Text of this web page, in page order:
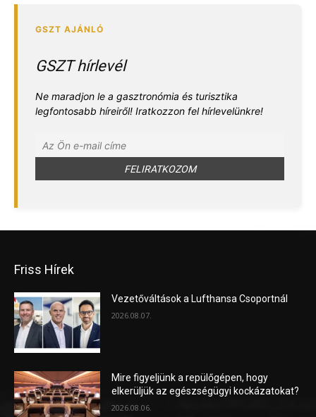
GSZT hírlevél
Ne maradjon le a gasztronómia és turisztika
legfontosabb híreiről! Iratkozzon fel hírlevelünkre!
Friss Hírek
Vezetőváltások a Lufthansa Csoportnál
2026.08.07.
Mire figyeljünk a repülőgépen, hogy
elkerüljük az egészségügyi kockázatokat?
2026.08.06.